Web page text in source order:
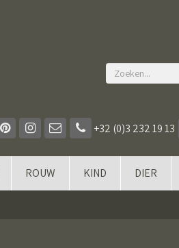
+32 (0)3 232 19 13
ROUW KIND DIER